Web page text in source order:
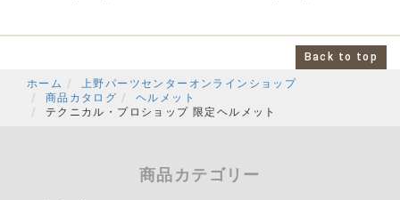
Back to top
ホーム
上野パーツセンターオンラインショップ
商品カタログ
ヘルメット
テクニカル・プロショップ 限定ヘルメット
商品カテゴリー